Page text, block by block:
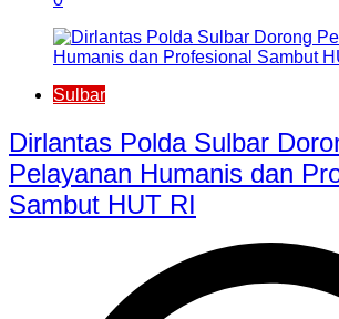
Sulbar
Dirlantas Polda Sulbar
Pelayanan Humanis dan
Sambut HUT RI